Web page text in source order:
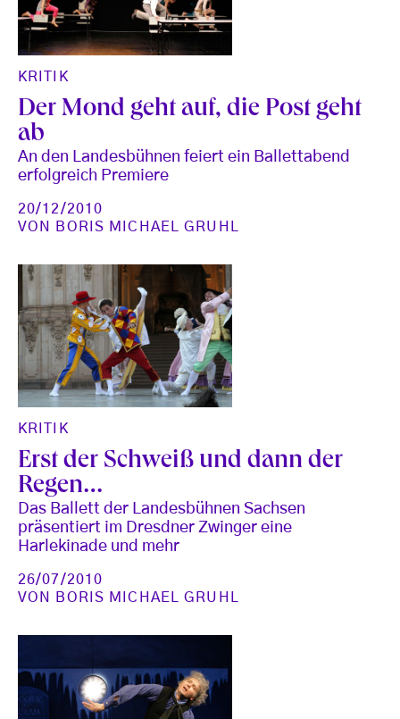
KRITIK
Der Mond geht auf, die Post geht
ab
An den Landesbühnen feiert ein Ballettabend
erfolgreich Premiere
20/12/2010
VON
BORIS MICHAEL GRUHL
KRITIK
Erst der Schweiß und dann der
Regen…
Das Ballett der Landesbühnen Sachsen
präsentiert im Dresdner Zwinger eine
Harlekinade und mehr
26/07/2010
VON
BORIS MICHAEL GRUHL